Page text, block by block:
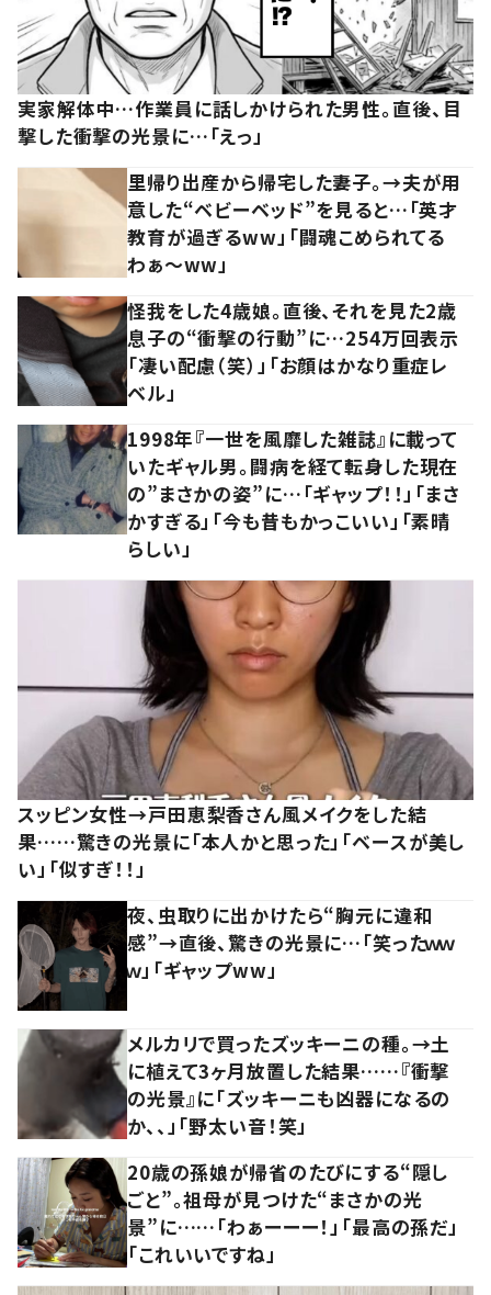
実家解体中…作業員に話しかけられた男性。直後、目
撃した衝撃の光景に…「えっ」
里帰り出産から帰宅した妻子。→夫が用
意した“ベビーベッド”を見ると…「英才
教育が過ぎるww」「闘魂こめられてる
わぁ～ww」
怪我をした4歳娘。直後、それを見た2歳
息子の“衝撃の行動”に…254万回表示
「凄い配慮（笑）」「お顔はかなり重症レ
ベル」
1998年『一世を風靡した雑誌』に載って
いたギャル男。闘病を経て転身した現在
の”まさかの姿”に…「ギャップ！！」「まさ
かすぎる」「今も昔もかっこいい」「素晴
らしい」
スッピン女性→戸田恵梨香さん風メイクをした結
果……驚きの光景に「本人かと思った」「ベースが美し
い」「似すぎ！！」
夜、虫取りに出かけたら“胸元に違和
感”→直後、驚きの光景に…「笑ったｗｗ
ｗ」「ギャップww」
メルカリで買ったズッキーニの種。→土
に植えて3ヶ月放置した結果……『衝撃
の光景』に「ズッキーニも凶器になるの
か、、」「野太い音！笑」
20歳の孫娘が帰省のたびにする“隠し
ごと”。祖母が見つけた“まさかの光
景”に……「わぁーーー！」「最高の孫だ」
「これいいですね」